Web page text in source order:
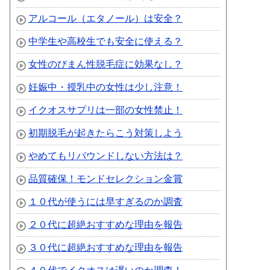
アルコール（エタノール）は安全？
中学生や高校生でも安全に使える？
女性のびまん性脱毛症に効果なし？
妊娠中・授乳中の女性は少し注意！
イクオスサプリは一部の女性禁止！
初期脱毛が起きたらこう対策しよう
やめてもリバウンドしない方法は？
品質確保！モンドセレクション金賞
１０代が使うには早すぎるのか調査
２０代に超絶おすすめな理由を報告
３０代に超絶おすすめな理由を報告